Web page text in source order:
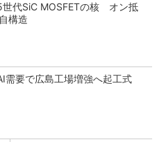
世代SiC MOSFETの核 オン抵
構造
需要で広島工場増強へ起工式